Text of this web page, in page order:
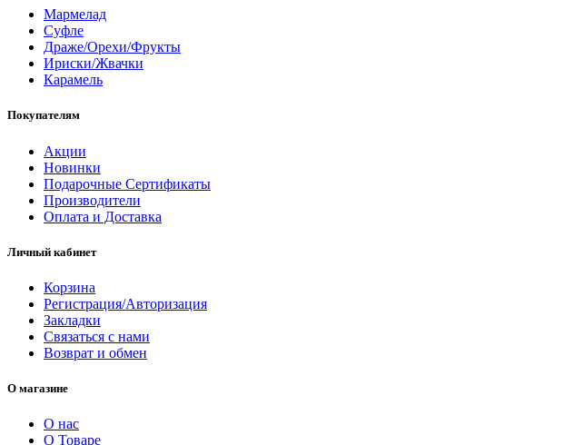
Мармелад
Суфле
Драже/Орехи/Фрукты
Ириски/Жвачки
Карамель
Покупателям
Акции
Новинки
Подарочные Сертификаты
Производители
Оплата и Доставка
Личный кабинет
Корзина
Регистрация/Авторизация
Закладки
Связаться с нами
Возврат и обмен
О магазине
О нас
О Товаре